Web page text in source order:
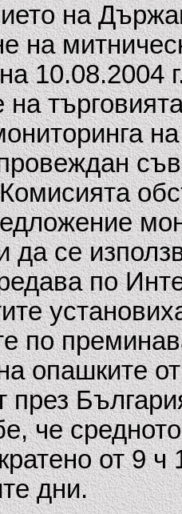
на
на
10.08.2004
на
да се
по
по
опашките
през
че
от 9
дни.